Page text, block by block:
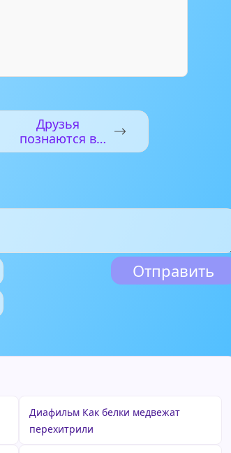
Друзья
познаются в
беде
Диафильм Как белки медвежат
перехитрили